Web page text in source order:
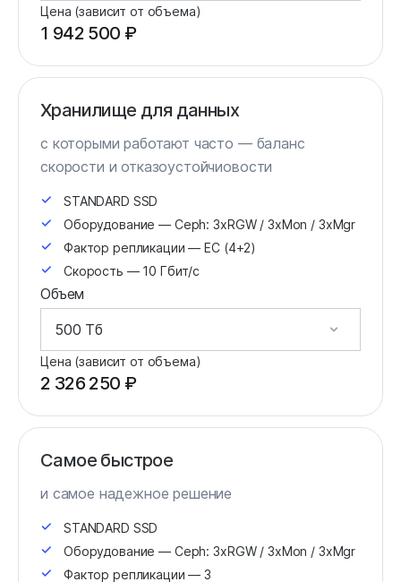
Цена (зависит от объема)
1 942 500 ₽
Хранилище для данных
с которыми работают часто — баланс
скорости и отказоустойчиовости
STANDARD SSD
Оборудование — Ceph: 3xRGW / 3xMon / 3xMgr
Фактор репликации — EC (4+2)
Скорость — 10 Гбит/с
Объем
Цена (зависит от объема)
2 326 250 ₽
Самое быстрое
и самое надежное решение
STANDARD SSD
Оборудование — Ceph: 3xRGW / 3xMon / 3xMgr
Фактор репликации — 3